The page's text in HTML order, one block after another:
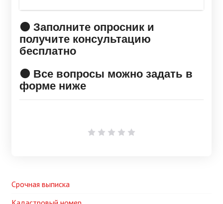
🟠 Заполните опросник и
получите консультацию
бесплатно
🟠 Все вопросы можно задать в
форме ниже
Срочная выписка